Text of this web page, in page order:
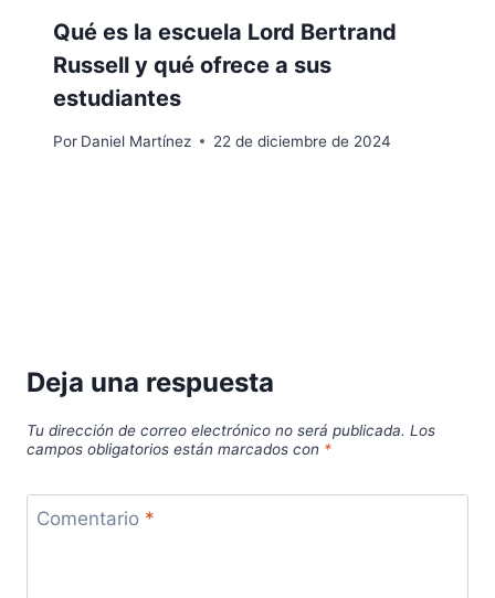
Qué es la escuela Lord Bertrand
Russell y qué ofrece a sus
estudiantes
Por Daniel Martínez 22 de diciembre de 2024
Deja una respuesta
Tu dirección de correo electrónico no será publicada. Los
campos obligatorios están marcados con *
Comentario *